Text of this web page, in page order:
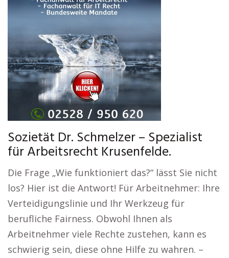
Sozietät Dr. Schmelzer – Spezialist
für Arbeitsrecht Krusenfelde.
Die Frage „Wie funktioniert das?“ lässt Sie nicht
los? Hier ist die Antwort! Für Arbeitnehmer: Ihre
Verteidigungslinie und Ihr Werkzeug für
berufliche Fairness. Obwohl Ihnen als
Arbeitnehmer viele Rechte zustehen, kann es
schwierig sein, diese ohne Hilfe zu wahren. –